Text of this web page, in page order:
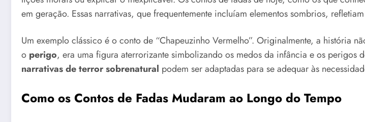
em geração. Essas narrativas, que frequentemente incluíam elementos sombrios,
Um exemplo clássico é o conto de “Chapeuzinho Vermelho”. Originalmente, a história
o perigo, era uma figura aterrorizante simbolizando os medos da infância e os perigos
narrativas de terror sobrenatural podem ser adaptadas para se adequar às
Como os Contos de Fadas Mudaram ao Longo do Tempo